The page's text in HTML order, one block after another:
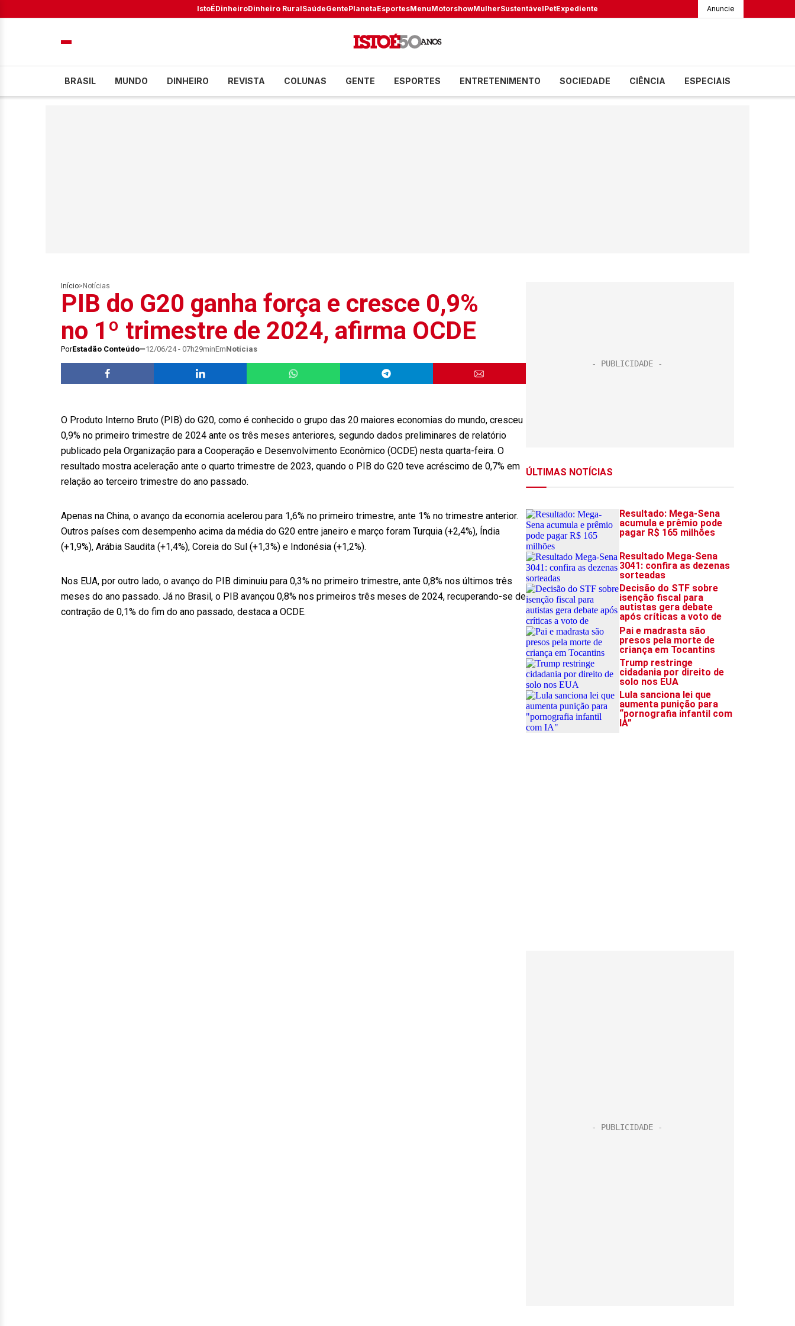
IstoÉDinheiroDinheiro RuralSaúdeGentePlanetaEsportesMenuMotorshowMulherSustentávelPetExpediente Anuncie
BRASIL MUNDO DINHEIRO REVISTA COLUNAS GENTE ESPORTES ENTRETENIMENTO SOCIEDADE CIÊNCIA ESPECIAIS
Início> Notícias
PIB do G20 ganha força e cresce 0,9%
no 1º trimestre de 2024, afirma OCDE
PorEstadão Conteúdo 12/06/24 - 07h29minEmNotícias
O Produto Interno Bruto (PIB) do G20, como é conhecido o grupo das 20 maiores economias do mundo, cresceu
0,9% no primeiro trimestre de 2024 ante os três meses anteriores, segundo dados preliminares de relatório
publicado pela Organização para a Cooperação e Desenvolvimento Econômico (OCDE) nesta quarta-feira. O
resultado mostra aceleração ante o quarto trimestre de 2023, quando o PIB do G20 teve acréscimo de 0,7% em
relação ao terceiro trimestre do ano passado.
Apenas na China, o avanço da economia acelerou para 1,6% no primeiro trimestre, ante 1% no trimestre anterior.
Outros países com desempenho acima da média do G20 entre janeiro e março foram Turquia (+2,4%), Índia
(+1,9%), Arábia Saudita (+1,4%), Coreia do Sul (+1,3%) e Indonésia (+1,2%).
Nos EUA, por outro lado, o avanço do PIB diminuiu para 0,3% no primeiro trimestre, ante 0,8% nos últimos três
meses do ano passado. Já no Brasil, o PIB avançou 0,8% nos primeiros três meses de 2024, recuperando-se de
contração de 0,1% do fim do ano passado, destaca a OCDE.